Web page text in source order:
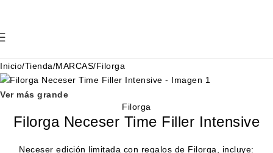
Inicio/Tienda/MARCAS/Filorga
Ver más grande
Filorga
Filorga Neceser Time Filler Intensive
Neceser edición limitada con regalos de Filorga, incluye: